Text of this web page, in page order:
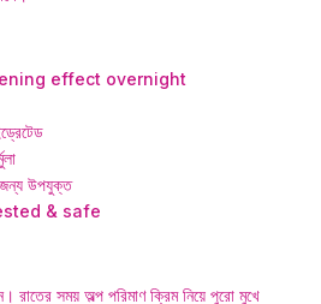
effect overnight
উপযুক্ত
& safe
সময় অল্প পরিমাণ ক্রিম নিয়ে পুরো মুখে